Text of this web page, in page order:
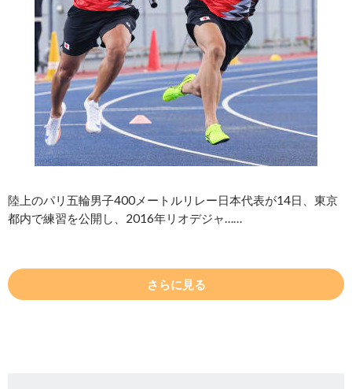
陸上のパリ五輪男子400メートルリレー日本代表が14日、東京
都内で練習を公開し、2016年リオデジャ……
さらに見る